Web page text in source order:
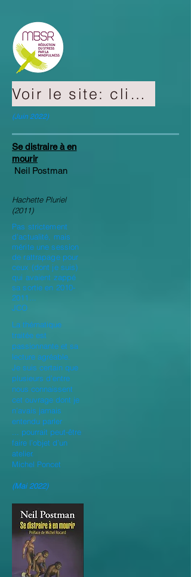
Voir le site: cliquer
(Juin 2022)
Se distraire à en
mourir
Neil Postman
Hachette Pluriel
(2011)
Pas strictement
d'actualité, mais
mérite une session
de rattrapage pour
ceux (dont je suis)
qui avaient zappé
sa sortie en 2010-
2011
JCO
La thématique
traitée est
passionnante et sa
lecture agréable.
Je suis certain que
plusieurs d’entre
nous connaissent
cet ouvrage dont je
n’avais jamais
entendu parler
pourrait peut-être
faire l’objet d’un
atelier.
Michel Poncet
(Mai 2022)